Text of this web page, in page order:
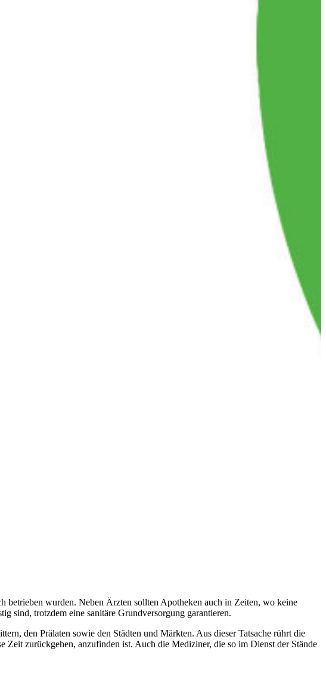
betrieben wurden. Neben Ärzten sollten Apotheken auch in Zeiten, wo keine
sind, trotzdem eine sanitäre Grundversorgung garantieren.
den Prälaten sowie den Städten und Märkten. Aus dieser Tatsache rührt die
Zeit zurückgehen, anzufinden ist. Auch die Mediziner, die so im Dienst der Stände